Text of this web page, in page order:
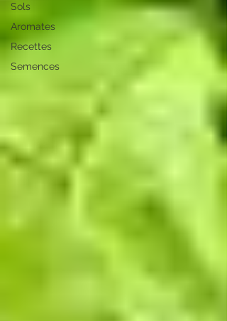
Sols
Aromates
Recettes
Semences